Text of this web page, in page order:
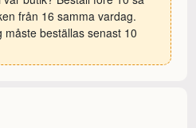
från 16 samma vardag.
beställas senast 10